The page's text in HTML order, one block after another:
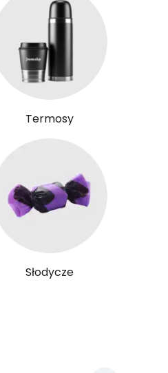
Termosy
Słodycze